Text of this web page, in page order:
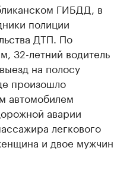
ГИБДД, в
полиции
ДТП. По
32-летний водитель
на полосу
произошло
автомобилем
аварии
легкового
и двое мужчин